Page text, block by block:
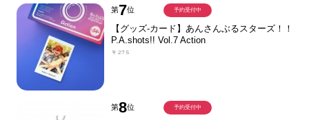
第7位
【グッズ-カード】あんさんぶるスターズ！！
P.A.shots!! Vol.7 Action
￥275
予約受付中
第8位 予約受付中